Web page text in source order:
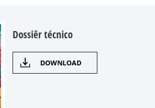
Dossiêr técnico
DOWNLOAD